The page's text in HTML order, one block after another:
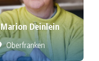
Marion Deinlein
Oberfranken